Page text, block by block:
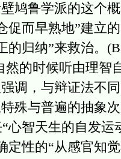
壁鸠鲁学派的这个
而早熟地”建立
归纳”来救治。
时候听由理智自
调，与辩证法不
殊与普遍的抽象
智天生的自发运
定性的“从感官知